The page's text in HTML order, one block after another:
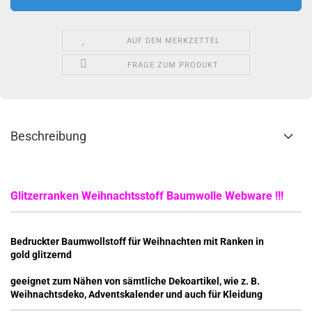
AUF DEN MERKZETTEL
FRAGE ZUM PRODUKT
Beschreibung
Glitzerranken Weihnachtsstoff Baumwolle Webware !!!
Bedruckter Baumwollstoff für Weihnachten mit Ranken in
gold glitzernd
geeignet zum Nähen von sämtliche Dekoartikel, wie z. B.
Weihnachtsdeko, Adventskalender und auch für Kleidung